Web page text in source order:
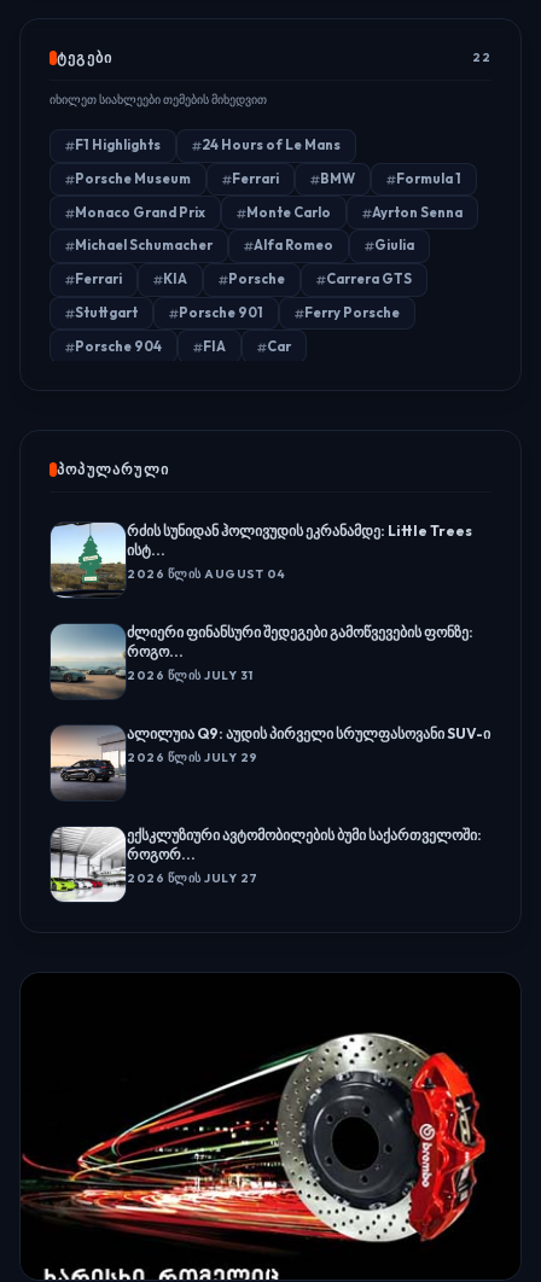
ᲢᲔᲒᲔᲑᲘ 22
იხილეთ სიახლეები თემების მიხედვით
F1 Highlights
24 Hours of Le Mans
Porsche Museum
Ferrari BMW
Formula 1
Monaco Grand Prix
Monte Carlo
Ayrton Senna
Michael Schumacher
Alfa Romeo
Giulia
Ferrari
KIA Porsche
Carrera GTS
Stuttgart
Porsche 901
Ferry Porsche
Porsche 904
FIA Car
ᲞᲝᲞᲣᲚᲐᲠᲣᲚᲘ
რძის სუნიდან ჰოლივუდის ეკრანამდე: Little Trees
ისტ...
2026 ᲬᲚᲘᲡ AUGUST 04
ძლიერი ფინანსური შედეგები გამოწვევების ფონზე:
როგო...
2026 ᲬᲚᲘᲡ JULY 31
ალილუია Q9: აუდის პირველი სრულფასოვანი SUV-ი
2026 ᲬᲚᲘᲡ JULY 29
ექსკლუზიური ავტომობილების ბუმი საქართველოში:
როგორ...
2026 ᲬᲚᲘᲡ JULY 27